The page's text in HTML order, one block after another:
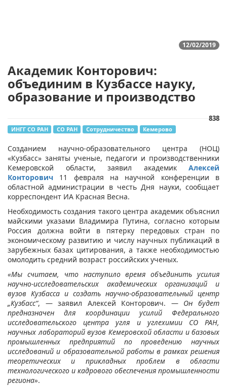
12/02/2019
Академик Конторович:
объединим в Кузбассе науку,
образование и производство
838
ИНГГ СО РАН СО РАН Сотрудничество Кемерово
​​Созданием научно-образовательного центра (НОЦ)
«Кузбасс» заняты ученые, педагоги и производственники
Кемеровской области, заявил академик Алексей
Конторович​ 11 февраля на научной конференции в
областной администрации в честь Дня науки, сообщает
корреспондент ИА Красная Весна.
Необходимость создания такого центра академик объяснил
майскими указами Владимира Путина, согласно которым
Россия должна войти в пятерку передовых стран по
экономическому развитию и числу научных публикаций в
зарубежных базах цитирования, а также необходимостью
омолодить средний возраст российских ученых.
«Мы считаем, что наступило время объединить усилия
научно-исследовательских академических организаций и
вузов Кузбасса и создать научно-образовательный центр
„Кузбасс“, — заявил Алексей Конторович. — Он будет
предназначен для координации усилий Федерального
исследовательского центра угля и углехимии СО РАН,
научных лабораторий вузов Кемеровской области и базовых
промышленных предприятий по проведению научных
исследований и образовательной работы в рамках решения
теоретических и прикладных проблем в области
технологического и кадрового обеспечения промышленности
региона».